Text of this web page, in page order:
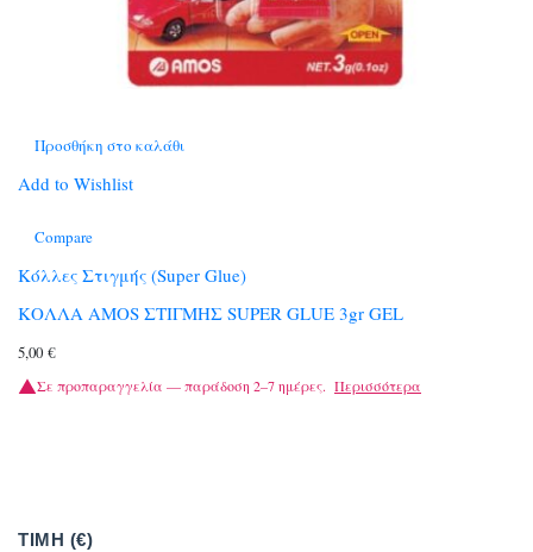
Προσθήκη στο καλάθι
Add to Wishlist
Compare
Κόλλες Στιγμής (Super Glue)
ΚΟΛΛΑ AMOS ΣΤΙΓΜΗΣ SUPER GLUE 3gr GEL
5,00 €
Σε προπαραγγελία — παράδοση 2–7 ημέρες. Περισσότερα
ΤΙΜΉ (€)